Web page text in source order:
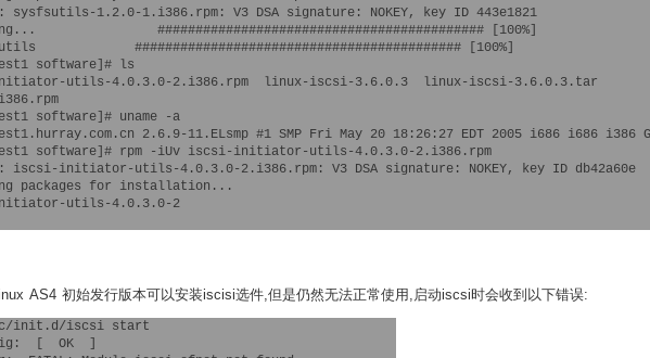
sysfsutils-1.2.0-1.i386.rpm: V3 DSA signature: NOKEY, key ID 443e1821
########################################### [100%]
########################################### [100%]
software]# ls
utils-4.0.3.0-2.i386.rpm  linux-iscsi-3.6.0.3  linux-iscsi-3.6.0.3.tar
software]# uname -a
2.6.9-11.ELsmp #1 SMP Fri May 20 18:26:27 EDT 2005 i686 i686 i386
software]# rpm -iUv iscsi-initiator-utils-4.0.3.0-2.i386.rpm
iscsi-initiator-utils-4.0.3.0-2.i386.rpm: V3 DSA signature: NOKEY, key ID db42a60e
packages for installation...
utils-4.0.3.0-2
AS4 初始发行版本可以安装iscisi选件,但是仍然无法正常使用,启动iscsi时会收到以下错误:
init.d/iscsi start
[  OK  ]